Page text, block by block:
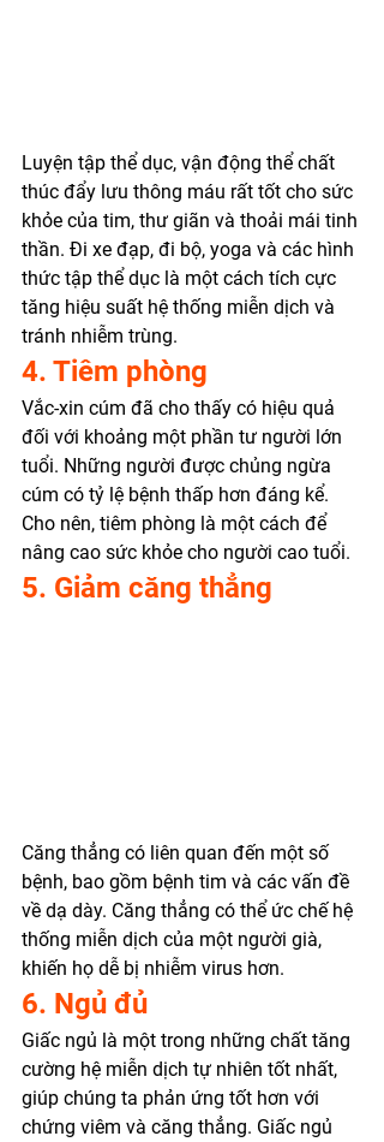
Luyện tập thể dục, vận động thể chất
thúc đẩy lưu thông máu rất tốt cho sức
khỏe của tim, thư giãn và thoải mái tinh
thần. Đi xe đạp, đi bộ, yoga và các hình
thức tập thể dục là một cách tích cực
tăng hiệu suất hệ thống miễn dịch và
tránh nhiễm trùng.
4. Tiêm phòng
Vắc-xin cúm đã cho thấy có hiệu quả
đối với khoảng một phần tư người lớn
tuổi. Những người được chủng ngừa
cúm có tỷ lệ bệnh thấp hơn đáng kể.
Cho nên, tiêm phòng là một cách để
nâng cao sức khỏe cho người cao tuổi.
5. Giảm căng thẳng
Căng thẳng có liên quan đến một số
bệnh, bao gồm bệnh tim và các vấn đề
về dạ dày. Căng thẳng có thể ức chế hệ
thống miễn dịch của một người già,
khiến họ dễ bị nhiễm virus hơn.
6. Ngủ đủ
Giấc ngủ là một trong những chất tăng
cường hệ miễn dịch tự nhiên tốt nhất,
giúp chúng ta phản ứng tốt hơn với
chứng viêm và căng thẳng. Giấc ngủ